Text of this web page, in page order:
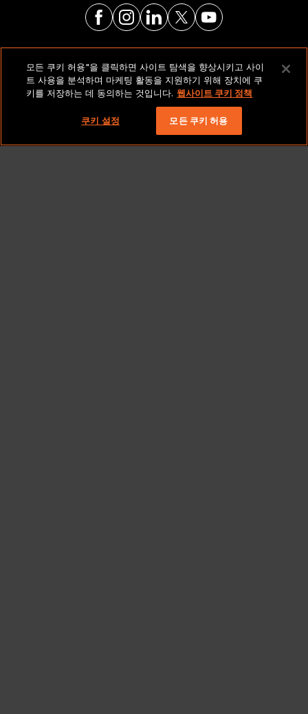
법적 고지 및 정책
저작권 2026 Lionbridge Technologies, LLC. 모든 권리
보유.
모든 쿠키 허용"을 클릭하면 사이트 탐색을 향상시키고 사이
트 사용을 분석하며 마케팅 활동을 지원하기 위해 장치에 쿠
키를 저장하는 데 동의하는 것입니다. 웹사이트 쿠키 정책
쿠키 설정 모든 쿠키 허용